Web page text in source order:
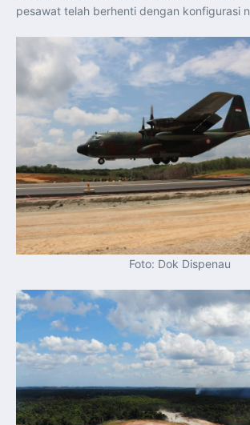
pesawat telah berhenti dengan konfigurasi
Foto: Dok Dispenau